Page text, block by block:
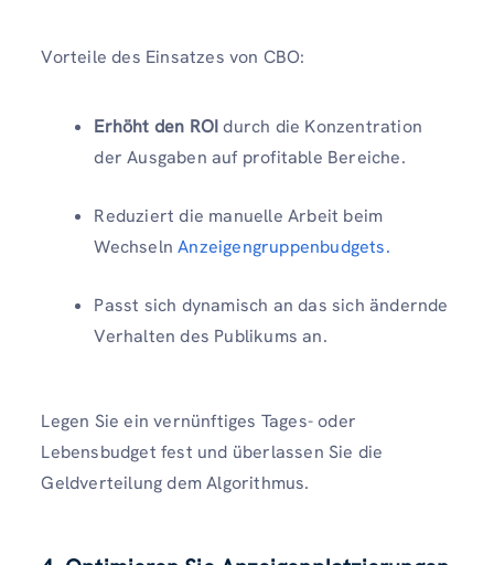
Vorteile des Einsatzes von CBO:
Erhöht den ROIdurch die Konzentration
der Ausgaben auf profitable Bereiche.
Reduziert die manuelle Arbeit beim
WechselnAnzeigengruppenbudgets.
Passt sich dynamisch an das sich ändernde
Verhalten des Publikums an.
Legen Sie ein vernünftiges Tages- oder
Lebensbudget fest und überlassen Sie die
Geldverteilung dem Algorithmus.